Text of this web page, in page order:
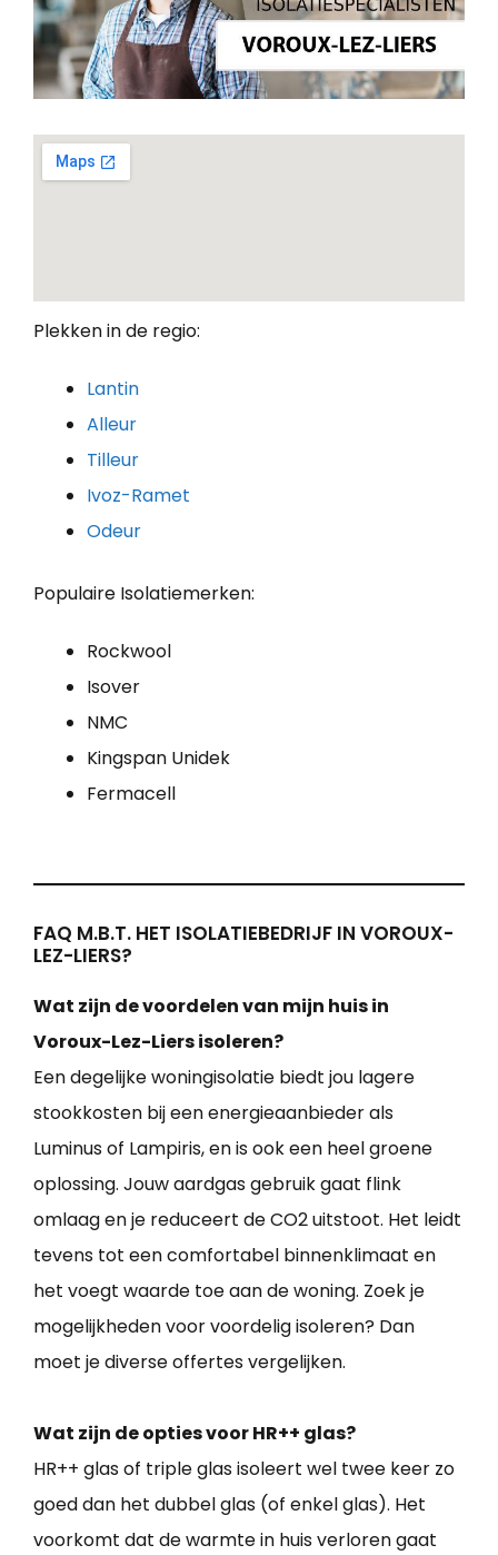
Plekken in de regio:
Lantin
Alleur
Tilleur
Ivoz-Ramet
Odeur
Populaire Isolatiemerken:
Rockwool
Isover
NMC
Kingspan Unidek
Fermacell
FAQ M.B.T. HET ISOLATIEBEDRIJF IN VOROUX-
LEZ-LIERS?
Wat zijn de voordelen van mijn huis in
Voroux-Lez-Liers isoleren?
Een degelijke woningisolatie biedt jou lagere
stookkosten bij een energieaanbieder als
Luminus of Lampiris, en is ook een heel groene
oplossing. Jouw aardgas gebruik gaat flink
omlaag en je reduceert de CO2 uitstoot. Het leidt
tevens tot een comfortabel binnenklimaat en
het voegt waarde toe aan de woning. Zoek je
mogelijkheden voor voordelig isoleren? Dan
moet je diverse offertes vergelijken.
Wat zijn de opties voor HR++ glas?
HR++ glas of triple glas isoleert wel twee keer zo
goed dan het dubbel glas (of enkel glas). Het
voorkomt dat de warmte in huis verloren gaat